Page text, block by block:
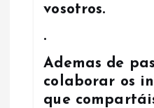
vosotros.
.
Ademas de
colaborar os
que